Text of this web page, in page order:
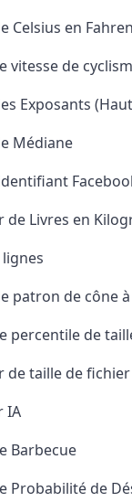
Celsius en
vitesse de
Exposants
Médiane
de Livres en
patron de cône
percentile de
de taille de fichier
IA
Barbecue
Probabilité de